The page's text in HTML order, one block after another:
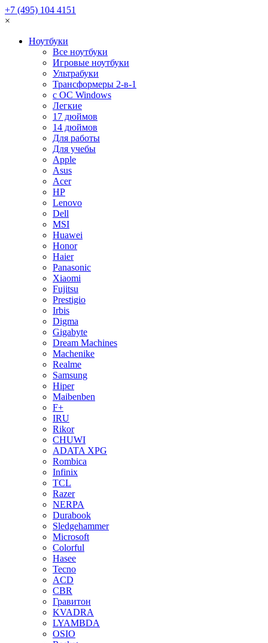
+7 (495) 104 4151
×
Ноутбуки
Все ноутбуки
Игровые ноутбуки
Ультрабуки
Трансформеры 2-в-1
с ОС Windows
Легкие
17 дюймов
14 дюймов
Для работы
Для учебы
Apple
Asus
Acer
HP
Lenovo
Dell
MSI
Huawei
Honor
Haier
Panasonic
Xiaomi
Fujitsu
Prestigio
Irbis
Digma
Gigabyte
Dream Machines
Machenike
Realme
Samsung
Hiper
Maibenben
F+
IRU
Rikor
CHUWI
ADATA XPG
Rombica
Infinix
TCL
Razer
NERPA
Durabook
Sledgehammer
Microsoft
Colorful
Hasee
Tecno
ACD
CBR
Гравитон
KVADRA
LYAMBDA
OSIO